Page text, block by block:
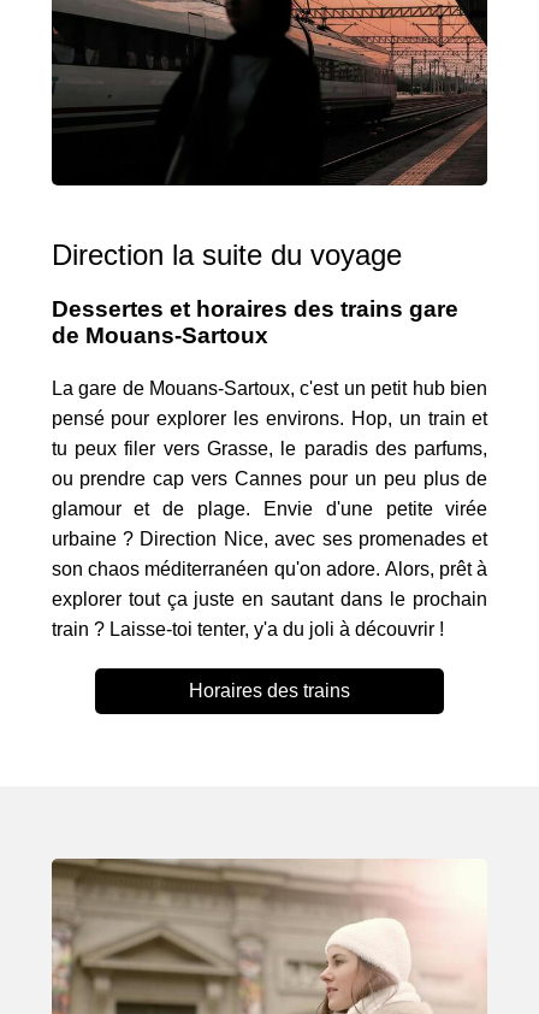
Direction la suite du voyage
Dessertes et horaires des trains gare
de Mouans-Sartoux
La gare de Mouans-Sartoux, c'est un petit hub bien
pensé pour explorer les environs. Hop, un train et
tu peux filer vers Grasse, le paradis des parfums,
ou prendre cap vers Cannes pour un peu plus de
glamour et de plage. Envie d'une petite virée
urbaine ? Direction Nice, avec ses promenades et
son chaos méditerranéen qu'on adore. Alors, prêt à
explorer tout ça juste en sautant dans le prochain
train ? Laisse-toi tenter, y'a du joli à découvrir !
Horaires des trains